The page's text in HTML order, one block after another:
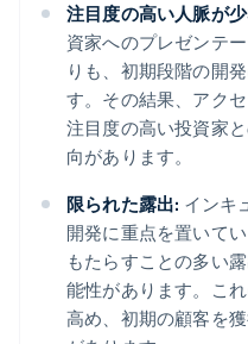
注目度の高い人脈が
資家へのプレゼンテ
りも、初期段階の開
す。その結果、アク
注目度の高い投資家
向があります。
限られた露出: インキ
開発に重点を置いて
もたらすことの多い
能性があります。こ
高め、初期の顧客を